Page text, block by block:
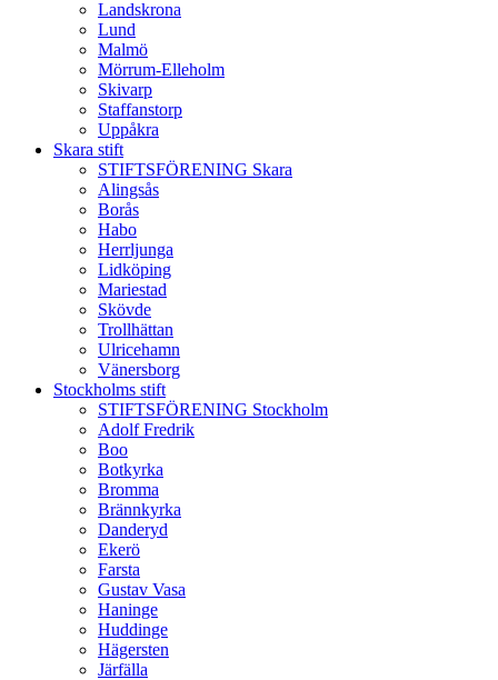
Landskrona
Lund
Malmö
Mörrum-Elleholm
Skivarp
Staffanstorp
Uppåkra
Skara stift
STIFTSFÖRENING Skara
Alingsås
Borås
Habo
Herrljunga
Lidköping
Mariestad
Skövde
Trollhättan
Ulricehamn
Vänersborg
Stockholms stift
STIFTSFÖRENING Stockholm
Adolf Fredrik
Boo
Botkyrka
Bromma
Brännkyrka
Danderyd
Ekerö
Farsta
Gustav Vasa
Haninge
Huddinge
Hägersten
Järfälla